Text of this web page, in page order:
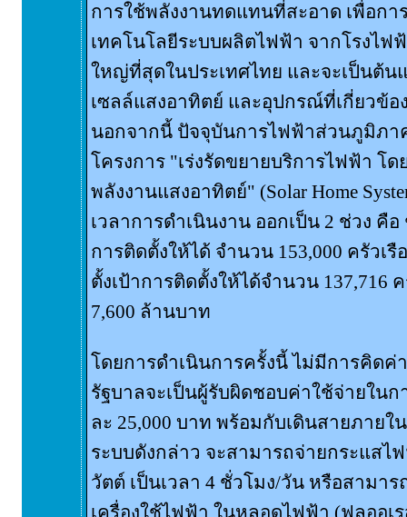
การใช้พลังงานทดแทนที่สะอาด เพื่อก
เทคโนโลยีระบบผลิตไฟฟ้า จากโรงไฟ
ใหญ่ที่สุดในประเทศไทย และจะเป็นต้น
เซลล์แสงอาทิตย์ และอุปกรณ์ที่เกี่ยวข้อ
นอกจากนี้ ปัจจุบันการไฟฟ้าส่วนภูมิภา
โครงการ "เร่งรัดขยายบริการไฟฟ้า โ
พลังงานแสงอาทิตย์" (Solar Home
เวลาการดำเนินงาน ออกเป็น 2 ช่วง คือ
การติดตั้งให้ได้ จำนวน 153,000 ครัวเรื
ตั้งเป้าการติดตั้งให้ได้จำนวน 137,716
7,600 ล้านบาท
โดยการดำเนินการครั้งนี้ ไม่มีการคิดค่
รัฐบาลจะเป็นผู้รับผิดชอบค่าใช้จ่ายในก
ละ 25,000 บาท พร้อมกับเดินสายภาย
ระบบดังกล่าว จะสามารถจ่ายกระแสไ
วัตต์ เป็นเวลา 4 ชั่วโมง/วัน หรือสามา
เครื่องใช้ไฟฟ้า ในหลอดไฟฟ้า (ฟลูออเ